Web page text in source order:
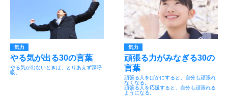
気力
やる気が出る30の言葉
やる気が出ないときは、とりあえず深呼
吸。
気力
頑張る力がみなぎる30の
言葉
頑張る人をばかにすると、自分も頑張れ
なくなる。
頑張る人を応援すると、自分も頑張れる
ようになる。